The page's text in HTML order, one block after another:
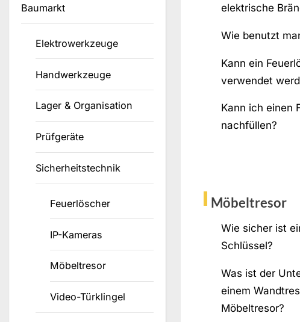
elektrische
Wie benutzt
Kann ein
verwendet
Kann ich einen
nachfüllen?
Möbeltresor
Wie sicher ist
Schlüssel?
Was ist der
einem
Möbeltresor?
Baumarkt
Elektrowerkzeuge
Handwerkzeuge
Lager & Organisation
Prüfgeräte
Sicherheitstechnik
Feuerlöscher
IP-Kameras
Möbeltresor
Video-Türklingel